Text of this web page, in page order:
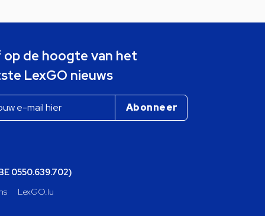
op de hoogte van het
LexGO nieuws
0550.639.702)
LexGO.lu